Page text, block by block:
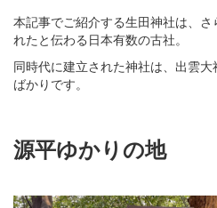
本記事でご紹介する生田神社は、
れたと伝わる日本有数の古社。
同時代に建立された神社は、出雲
ばかりです。
源平ゆかりの地